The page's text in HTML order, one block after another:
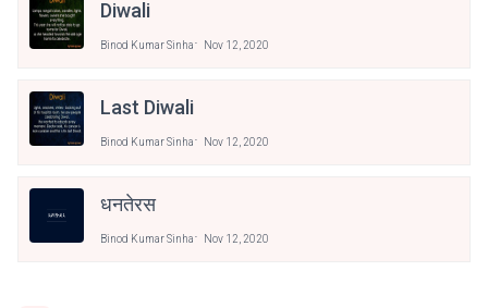
Diwali
Binod Kumar Sinha Nov 12, 2020
Last Diwali
Binod Kumar Sinha Nov 12, 2020
धनतेरस
Binod Kumar Sinha Nov 12, 2020